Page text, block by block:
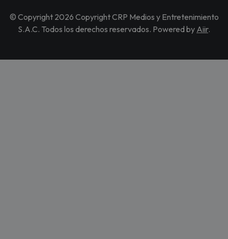
© Copyright 2026 Copyright CRP Medios y Entretenimiento
S.A.C. Todos los derechos reservados. Powered by Aiir.